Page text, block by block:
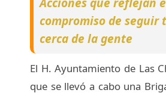
compromiso de seguir
cerca de la gente
El H. Ayuntamiento de Las
que se llevó a cabo una